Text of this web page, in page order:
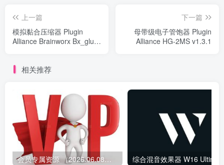
上一篇
模拟黏合压缩器 Plugin
Alliance Brainworx Bx_glue
下一篇
母带级电子管饱器 Plugin
Alliance HG-2MS v1.3.1
相关推荐
会员专属资源 （2026.06.08更新）